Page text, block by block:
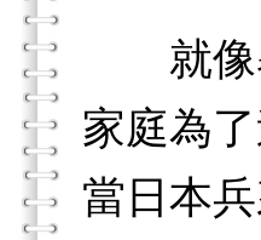
就像暴
家庭為
當日本